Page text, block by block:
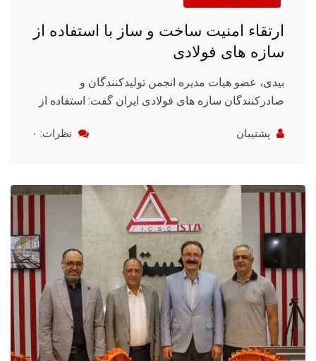
ارتقاء امنیت ساخت و ساز با استفاده از
سازه های فولادی
بیدی، عضو هیات مدیره انجمن تولیدکنندگان و
صادرکنندگان سازه های فولادی ایران گفت: استفاده از
پشتیبان نظرات: ۰